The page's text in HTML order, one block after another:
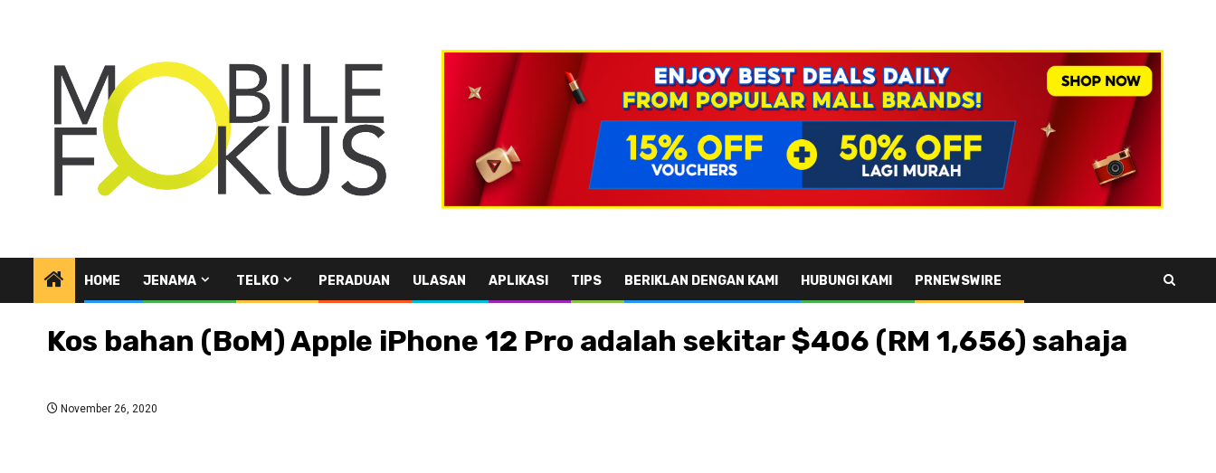
HOME JENAMA TELKO PERADUAN ULASAN APLIKASI TIPS BERIKLAN DENGAN KAMI HUBUNGI KAMI PRNEWSWIRE
Kos bahan (BoM) Apple iPhone 12 Pro adalah sekitar $406 (RM 1,656) sahaja
November 26, 2020